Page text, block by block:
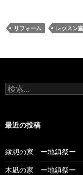
リフォーム レッスン室
検
索:
最近の投稿
縁憩の家 ー地鎮祭ー
木凪の家 ー地鎮祭ー